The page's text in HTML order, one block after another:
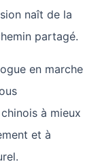
naît de la
partagé.
en marche
à mieux
et à